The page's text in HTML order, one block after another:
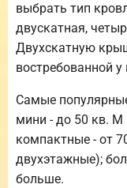
выбрать тип
двускатная,
Двухскатную
востребованной
Самые
мини - до 50 кв. М
компактные - от
двухэтажные);
больше.